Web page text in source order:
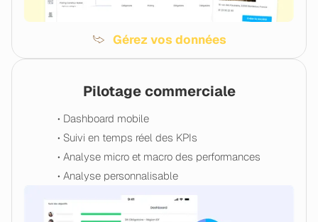
Pilotage commerciale
• Dashboard mobile
• Suivi en temps réel des KPIs
• Analyse micro et macro des performances
• Analyse personnalisable
Gérez vos données